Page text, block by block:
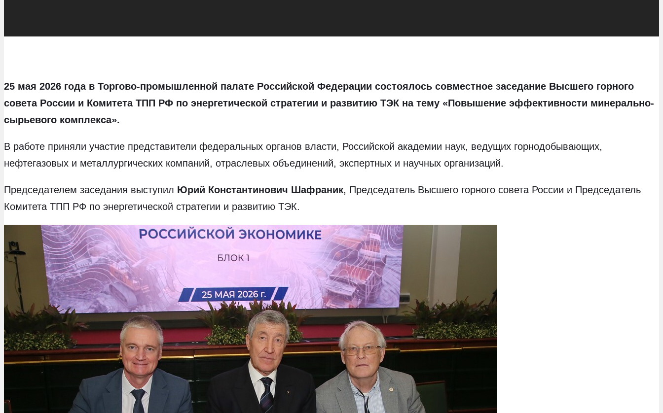
25 мая 2026 года в Торгово-промышленной палате Российской Федерации состоялось совместное заседание Высшего горного
совета России и Комитета ТПП РФ по энергетической стратегии и развитию ТЭК на тему «Повышение эффективности минерально-
сырьевого комплекса».
В работе приняли участие представители федеральных органов власти, Российской академии наук, ведущих горнодобывающих,
нефтегазовых и металлургических компаний, отраслевых объединений, экспертных и научных организаций.
Председателем заседания выступил Юрий Константинович Шафраник, Председатель Высшего горного совета России и Председатель
Комитета ТПП РФ по энергетической стратегии и развитию ТЭК.